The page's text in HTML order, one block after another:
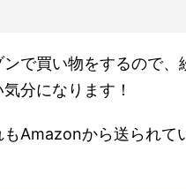
で買い物をするので、
分になります！
もAmazonから送られて